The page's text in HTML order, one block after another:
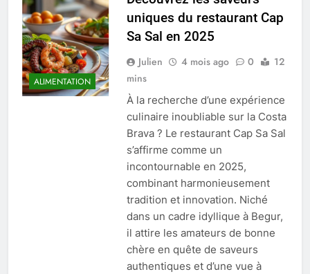
ALIMENTATION
uniques du restaurant Cap
Sa Sal en 2025
Julien 4 mois ago 0
12
mins
À la recherche d’une expérience
culinaire inoubliable sur la Costa
Brava ? Le restaurant Cap Sa Sal
s’affirme comme un
incontournable en 2025,
combinant harmonieusement
tradition et innovation. Niché
dans un cadre idyllique à Begur,
il attire les amateurs de bonne
chère en quête de saveurs
authentiques et d’une vue à